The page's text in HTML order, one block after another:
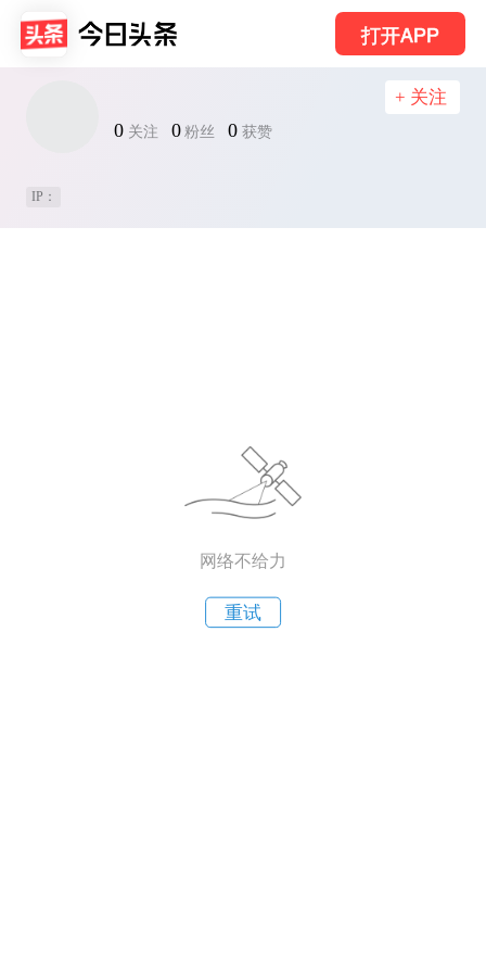
打开APP
0 关注 0 粉丝 0 获赞
+ 关注
IP：
网络不给力
重试